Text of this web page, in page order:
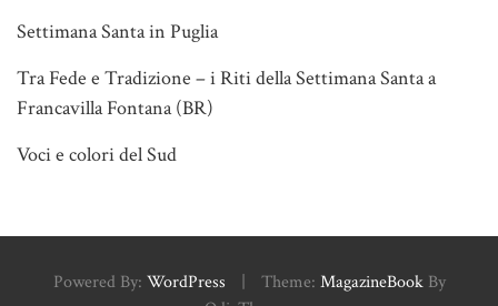
Settimana Santa in Puglia
Tra Fede e Tradizione – i Riti della Settimana Santa a
Francavilla Fontana (BR)
Voci e colori del Sud
Powered By: WordPress Theme: MagazineBookBy